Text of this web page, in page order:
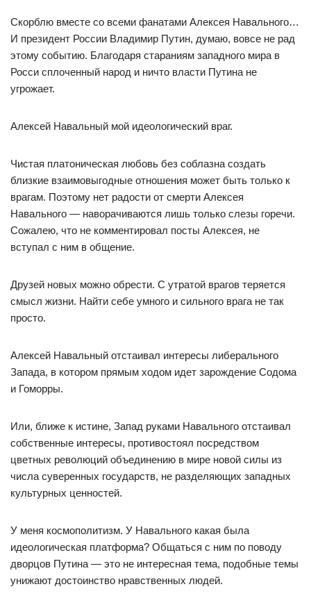
Скорблю вместе со всеми фанатами Алексея Навального…
И президент России Владимир Путин, думаю, вовсе не рад
этому событию. Благодаря стараниям западного мира в
Росси сплоченный народ и ничто власти Путина не
угрожает.
Алексей Навальный мой идеологический враг.
Чистая платоническая любовь без соблазна создать
близкие взаимовыгодные отношения может быть только к
врагам. Поэтому нет радости от смерти Алексея
Навального — наворачиваются лишь только слезы горечи.
Сожалею, что не комментировал посты Алексея, не
вступал с ним в общение.
Друзей новых можно обрести. С утратой врагов теряется
смысл жизни. Найти себе умного и сильного врага не так
просто.
Алексей Навальный отстаивал интересы либерального
Запада, в котором прямым ходом идет зарождение Содома
и Гоморры.
Или, ближе к истине, Запад руками Навального отстаивал
собственные интересы, противостоял посредством
цветных революций объединению в мире новой силы из
числа суверенных государств, не разделяющих западных
культурных ценностей.
У меня космополитизм. У Навального какая была
идеологическая платформа? Общаться с ним по поводу
дворцов Путина — это не интересная тема, подобные темы
унижают достоинство нравственных людей.